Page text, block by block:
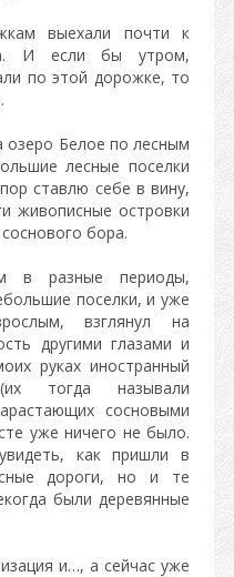
выехали почти к
И если бы утром,
по этой дорожке, то
озеро Белое по лесным
лесные поселки
ставлю себе в вину,
живописные островки
бора.
в разные периоды,
поселки, и уже
взглянул на
другими глазами и
руках иностранный
тогда называли
сосновыми
уже ничего не было.
как пришли в
дороги, но и те
были деревянные
и…, а сейчас уже